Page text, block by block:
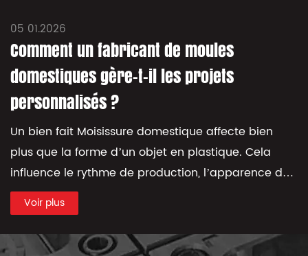
05 01.2026
Comment un fabricant de moules
domestiques gère-t-il les projets
personnalisés ?
Un bien fait Moisissure domestique affecte bien
plus que la forme d’un objet en plastique. Cela
influence le rythme de production, l’apparence du
produit, l’équilibre de l’empreinte, ...
Voir plus